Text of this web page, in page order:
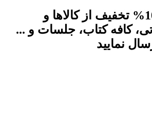
جهت دریافت 10% تخفیف از کالاها و
کافه کتاب، جلسات و ...
نمایید